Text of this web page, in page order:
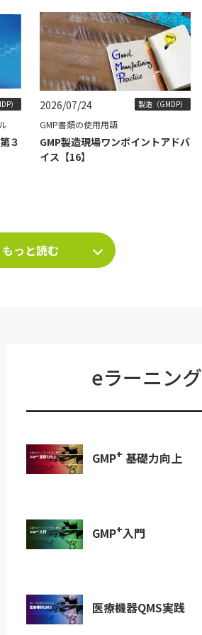
）
３
2026/07/24 製造（GMDP）
GMP書類の使用用語
GMP製造現場ワンポイントアドバ
イス【16】
もっと読む
eラーニング
GMP+ 基礎力向上
GMP+入門
医療機器QMS実践